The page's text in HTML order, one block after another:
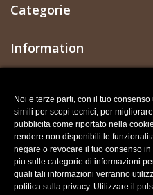
Categorie
Information
Informazioni negozio
Recesso dal contratto
Traccia stato del recesso
Noi e terze parti, con il tuo
simili per scopi tecnici, per
pubblicita come riportato nella
rendere non disponibili le
negare o revocare il tuo consenso
piu sulle categorie di informazioni
quali tali informazioni verranno
politica sulla privacy. Utilizzare il